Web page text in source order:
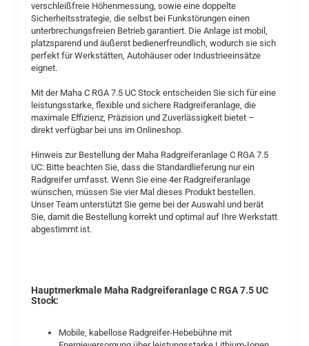
verschleißfreie Höhenmessung, sowie eine doppelte
Sicherheitsstrategie, die selbst bei Funkstörungen einen
unterbrechungsfreien Betrieb garantiert. Die Anlage ist mobil,
platzsparend und äußerst bedienerfreundlich, wodurch sie sich
perfekt für Werkstätten, Autohäuser oder Industrieeinsätze
eignet.
Mit der Maha C RGA 7.5 UC Stock entscheiden Sie sich für eine
leistungsstarke, flexible und sichere Radgreiferanlage, die
maximale Effizienz, Präzision und Zuverlässigkeit bietet –
direkt verfügbar bei uns im Onlineshop.
Hinweis zur Bestellung der Maha Radgreiferanlage C RGA 7.5
UC: Bitte beachten Sie, dass die Standardlieferung nur ein
Radgreifer umfasst. Wenn Sie eine 4er Radgreiferanlage
wünschen, müssen Sie vier Mal dieses Produkt bestellen.
Unser Team unterstützt Sie gerne bei der Auswahl und berät
Sie, damit die Bestellung korrekt und optimal auf Ihre Werkstatt
abgestimmt ist.
Hauptmerkmale Maha Radgreiferanlage C RGA 7.5 UC
Stock:
Mobile, kabellose Radgreifer-Hebebühne mit